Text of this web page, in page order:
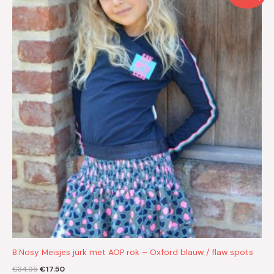
B.Nosy Meisjes jurk met AOP rok – Oxford blauw / flaw spots
€34.95
prijs
was:
€34.95.
€17.50
prijs
is:
€17.50.